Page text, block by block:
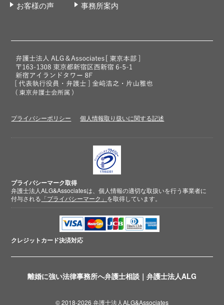
離婚に強い法律事務所へ弁護士相談｜弁護士法人ALG
お客様の声
事務所案内
プライバシーポリシー 個人情報取り扱いに関する記述
プライバシーマーク取得
弁護士法人ALG&Associatesは、個人情報の適切な取扱いを行う事業者に
付与される 「プライバシーマーク」 を取得しています。
クレジットカード決済対応
© 2018-2026 弁護士法人ALG&Associates